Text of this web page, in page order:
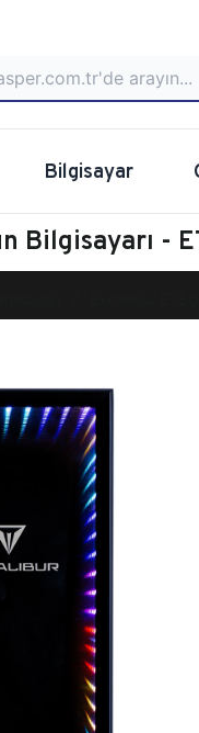
Bilgisayar
Bilgisayarı -